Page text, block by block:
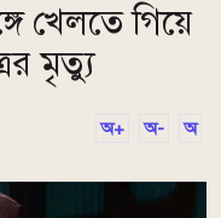
খেলতে গিয়ে
মৃত্যু
অ+ অ- অ